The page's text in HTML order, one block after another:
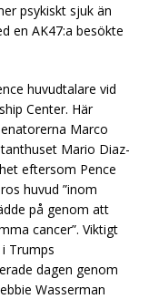
psykiskt sjuk än
en AK47:a besökte
huvudtalare vid
Center. Här
Marco
Mario Diaz-
eftersom Pence
huvud ”inom
på genom att
cancer”. Viktigt
Trumps
dagen genom
Wasserman